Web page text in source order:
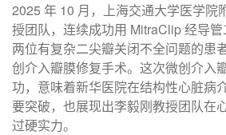
2025 年 10 月，上海交通大学医学院
授团队，连续成功用 MitraClip 经导
两位有复杂二尖瓣关闭不全问题的患
创介入瓣膜修复手术。这次微创介入
功，意味着新华医院在结构性心脏病
要突破，也展现出李毅刚教授团队在
过硬实力。